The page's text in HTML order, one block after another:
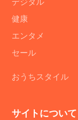
健康
エンタメ
セール
おうちスタイル
サイトについて